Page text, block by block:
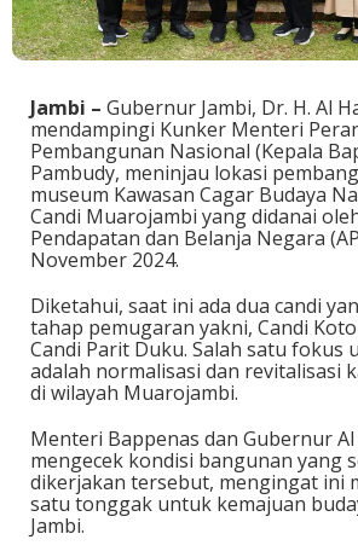
Jambi – Gubernur Jambi, Dr. H. Al
mendampingi Kunker Menteri
Pembangunan Nasional (Kepala
Pambudy, meninjau lokasi
museum Kawasan Cagar Budaya
Candi Muarojambi yang didanai
Pendapatan dan Belanja Negara
November 2024.
Diketahui, saat ini ada dua candi
tahap pemugaran yakni, Candi
Candi Parit Duku. Salah satu fokus
adalah normalisasi dan revitalisasi
di wilayah Muarojambi.
Menteri Bappenas dan Gubernur
mengecek kondisi bangunan yang
dikerjakan tersebut, mengingat ini
satu tonggak untuk kemajuan
Jambi.